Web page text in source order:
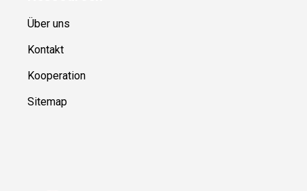
Ressource
Über uns
Kontakt